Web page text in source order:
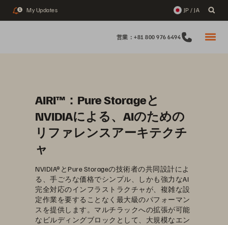
1 My Updates JP / JA
営業：+81 800 976 6494
AIRI™：Pure Storageと
NVIDIAによる、AIのための
リファレンスアーキテクチ
ャ
NVIDIA®とPure Storageの技術者の共同設計によ
る、手ごろな価格でシンプル、しかも強力なAI
完全対応のインフラストラクチャが、複雑な設
定作業を要することなく最大級のパフォーマン
スを提供します。マルチラックへの拡張が可能
なビルディングブロックとして、大規模なエン